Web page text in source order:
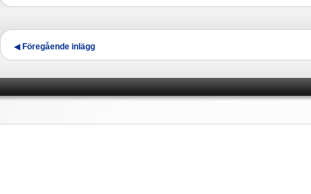
Inläggsnavigering
◀Föregående inlägg